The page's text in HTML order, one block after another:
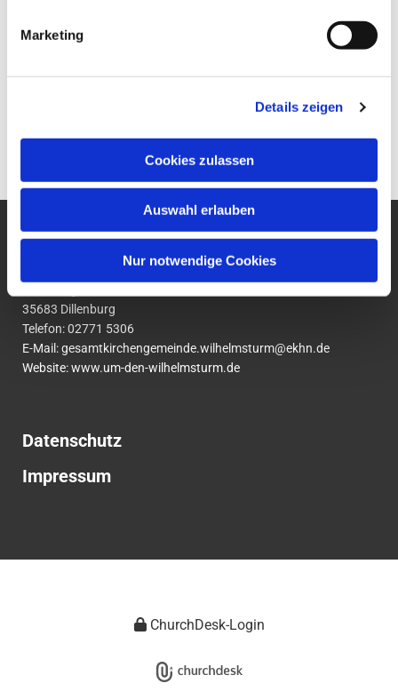
Marketing
Details zeigen
Cookies zulassen
Auswahl erlauben
Nur notwendige Cookies
um den Wilhelmsturm
35683 Dillenburg
Telefon:02771 5306
E-Mail:gesamtkirchengemeinde.wilhelmsturm@ekhn.de
Website: www.um-den-wilhelmsturm.de
Datenschutz
Impressum
ChurchDesk-Login